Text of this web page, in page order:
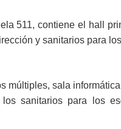
511, contiene el hall
y sanitarios para
múltiples, sala
sanitarios para los